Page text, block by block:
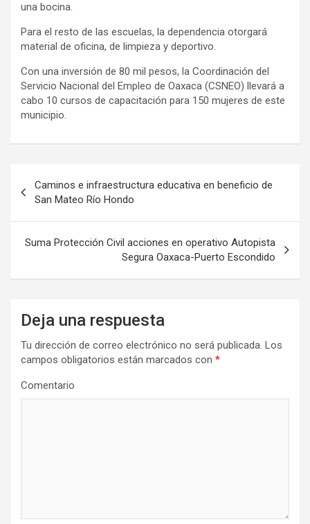
una bocina.
Para el resto de las escuelas, la dependencia otorgará
material de oficina, de limpieza y deportivo.
Con una inversión de 80 mil pesos, la Coordinación del
Servicio Nacional del Empleo de Oaxaca (CSNEO) llevará a
cabo 10 cursos de capacitación para 150 mujeres de este
municipio.
de
entradas
Caminos e infraestructura educativa en beneficio de
San Mateo Río Hondo
Suma Protección Civil acciones en operativo Autopista
Segura Oaxaca-Puerto Escondido
Deja una respuesta
Tu dirección de correo electrónico no será publicada. Los
campos obligatorios están marcados con *
Comentario